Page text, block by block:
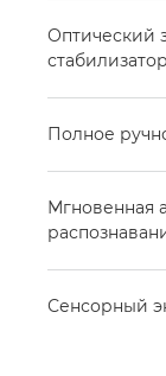
Оптический
Полное
Мгновенная
Сенсорный